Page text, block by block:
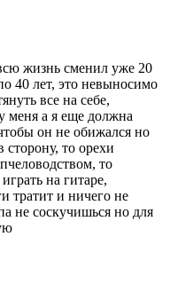
жизнь сменил уже 20
40 лет, это невыносимо
все на себе,
меня а я еще должна
он не обижался но
сторону, то орехи
то
на гитаре,
тратит и ничего не
не соскучишься но для